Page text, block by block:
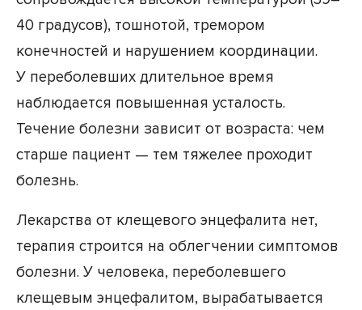
40 градусов), тошнотой, тремором
конечностей и нарушением координации.
У переболевших длительное время
наблюдается повышенная усталость.
Течение болезни зависит от возраста: чем
старше пациент — тем тяжелее проходит
болезнь.
Лекарства от клещевого энцефалита нет,
терапия строится на облегчении симптомов
болезни. У человека, переболевшего
клещевым энцефалитом, вырабатывается